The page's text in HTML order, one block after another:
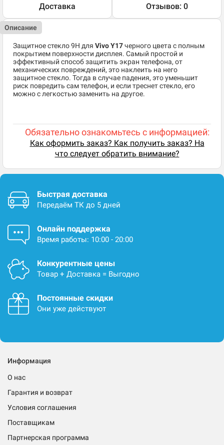
Доставка Отзывов: 0
Описание
Защитное стекло 9H для Vivo Y17черного цвета с полным
покрытием поверхности дисплея. Самый простой и
эффективный способ защитить экран телефона, от
механических повреждений, это наклеить на него
защитное стекло. Тогда в случае падения, это уменьшит
риск повредить сам телефон, и если треснет стекло, его
можно с легкостью заменить на другое.
Обязательно ознакомьтесь с информацией:
Как оформить заказ? Как получить заказ? На
что следует обратить внимание?
Быстрая доставка
Передаём ТК до 5 дней
Онлайн поддержка
Время работы: 10:00 - 20:00
Конкурентные цены
Товар + Доставка = Выгодно
Постоянные скидки
Они уже действуют
Информация
О нас
Гарантия и возврат
Условия соглашения
Поставщикам
Партнерская программа